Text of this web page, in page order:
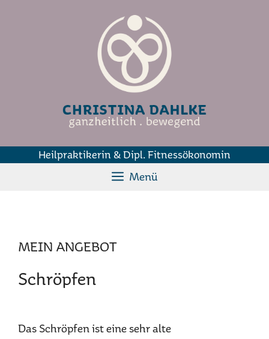
Heilpraktikerin & Dipl. Fitnessökonomin
Menü
MEIN ANGEBOT
Schröpfen
Das Schröpfen ist eine sehr alte